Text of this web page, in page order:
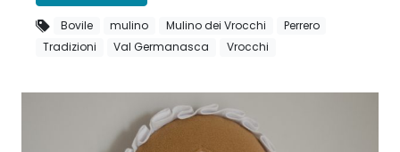
Bovile mulino Mulino dei Vrocchi
Perrero
Tradizioni
Val Germanasca Vrocchi